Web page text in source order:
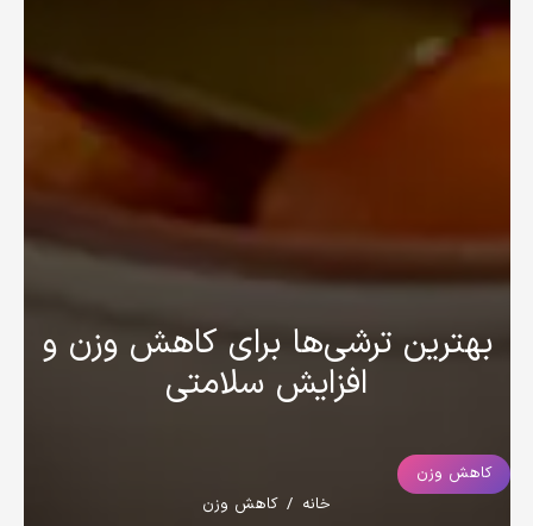
بهترین ترشی‌ها برای کاهش وزن و
افزایش سلامتی
کاهش وزن
خانه / کاهش وزن